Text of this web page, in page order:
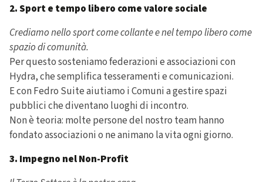
2. Sport e tempo libero come valore sociale
Crediamo nello sport come collante e nel tempo libero come
spazio di comunità.
Per questo sosteniamo federazioni e associazioni con
Hydra, che semplifica tesseramenti e comunicazioni.
E con Fedro Suite aiutiamo i Comuni a gestire spazi
pubblici che diventano luoghi di incontro.
Non è teoria: molte persone del nostro team hanno
fondato associazioni o ne animano la vita ogni giorno.
3. Impegno nel Non-Profit